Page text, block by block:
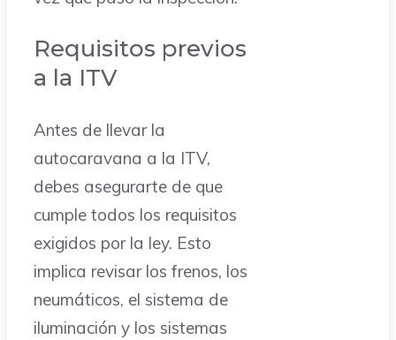
Requisitos previos
a la ITV
Antes de llevar la
autocaravana a la ITV,
debes asegurarte de que
cumple todos los requisitos
exigidos por la ley. Esto
implica revisar los frenos, los
neumáticos, el sistema de
iluminación y los sistemas